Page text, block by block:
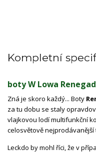
Kompletní
boty W Lowa
Zná je skoro každý... Boty
za tu dobu se staly
vlajkovou lodí multifunkční
celosvětově
Leckdo by mohl říci, že v